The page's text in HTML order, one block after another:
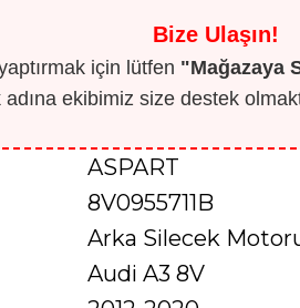
Bize Ulaşın!
için lütfen "Mağazaya
ekibimiz size destek
ASPART
8V0955711B
Arka Silecek
Audi A3 8V